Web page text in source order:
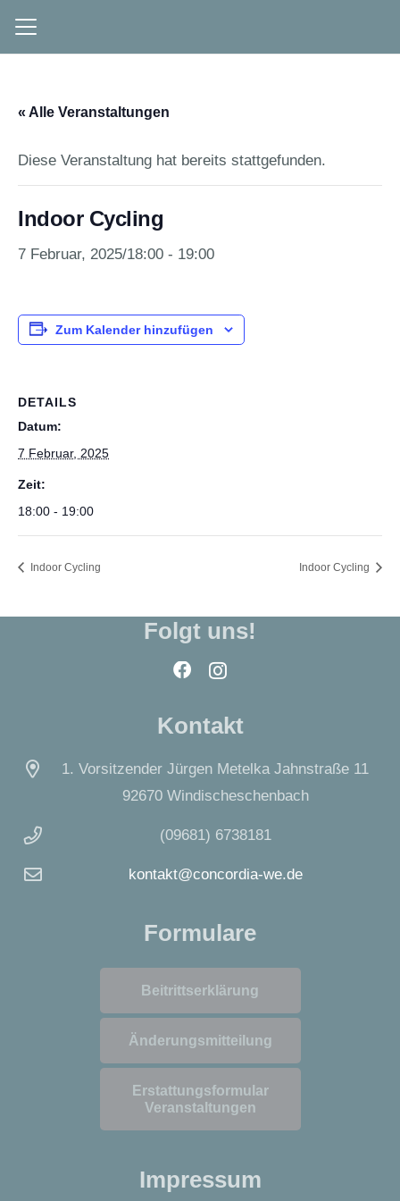
« Alle Veranstaltungen
Diese Veranstaltung hat bereits stattgefunden.
Indoor Cycling
7 Februar, 2025/18:00 - 19:00
Zum Kalender hinzufügen
DETAILS
Datum:
7 Februar, 2025
Zeit:
18:00 - 19:00
Indoor Cycling Indoor Cycling
Folgt uns!
Kontakt
1. Vorsitzender Jürgen Metelka Jahnstraße 11
92670 Windischeschenbach
(09681) 6738181
kontakt@concordia-we.de
Formulare
Beitrittserklärung
Änderungsmitteilung
Erstattungsformular
Veranstaltungen
Impressum